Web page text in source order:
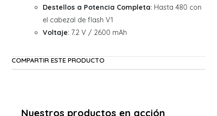
Destellos a Potencia Completa: Hasta 480 con
el cabezal de flash V1
Voltaje: 7.2 V / 2600 mAh
COMPARTIR ESTE PRODUCTO